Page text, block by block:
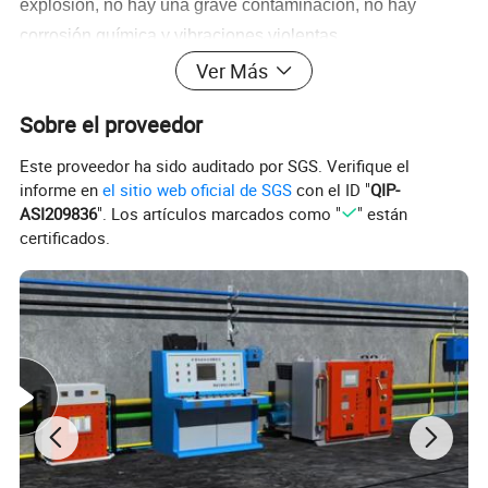
explosión, no hay una grave contaminación, no hay
corrosión química y vibraciones violentas
Parámetros técnicos
Ver Más
Sobre el proveedor
Este proveedor ha sido auditado por SGS. Verifique el
informe enel sitio web oficial de SGS con el ID "QIP-
ASI209836". Los artículos marcados como "
" están
certificados.